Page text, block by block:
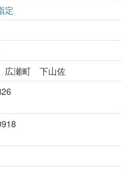
定
広瀬町 下山佐